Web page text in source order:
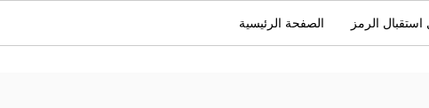
الصفحة الرئيسية استقبال الرمز